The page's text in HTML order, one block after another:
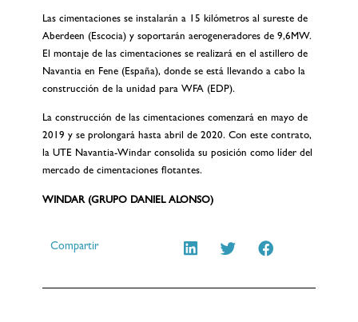
Las cimentaciones se instalarán a 15 kilómetros al sureste de
Aberdeen (Escocia) y soportarán aerogeneradores de 9,6MW.
El montaje de las cimentaciones se realizará en el astillero de
Navantia en Fene (España), donde se está llevando a cabo la
construcción de la unidad para WFA (EDP).
La construcción de las cimentaciones comenzará en mayo de
2019 y se prolongará hasta abril de 2020. Con este contrato,
la UTE Navantia-Windar consolida su posición como líder del
mercado de cimentaciones flotantes.
WINDAR (GRUPO DANIEL ALONSO)
Compartir